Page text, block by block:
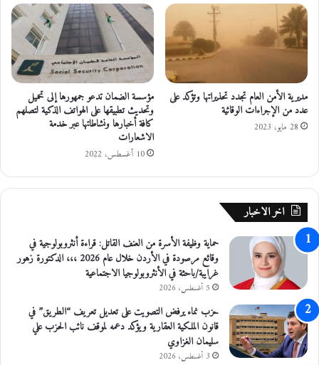
ل
ا
ب
ت
ك
ا
ر
ل
س
2
0
2
2
ة
ا
ل
و
م
مديرية الأمن العام تجدد تحذيراتها وتؤكد على
عدد من الإجراءات الوقائية
28 مايو، 2023
مؤسسة الضمان تدعو جمهورها إلى تحميل
وتحديث تطبيقها على الهواتف الذكية لتصلهم
كافة أخبارها ونشاطاتها عبر خدمة
الاشعارات
10 أغسطس، 2022
اخر الاخبار
حماية وظيفة الأسرة من العنف القاتل: قراءة أنثروبولوجية في
وقائع مرصودة في الأردن خلال عام 2026 ،،، الدكتورة زهور
غرايبة/باحثة في الأنثروبولوجيا الاجتماعية
5 أغسطس، 2026
حزب نماء يرفض التصويت على تعديل تعريف “الطريق” في
قانون الملكية العقارية ويؤكد دعمه لموقف نائب الحزب علي
سليمان الغزاوي
3 أغسطس، 2026